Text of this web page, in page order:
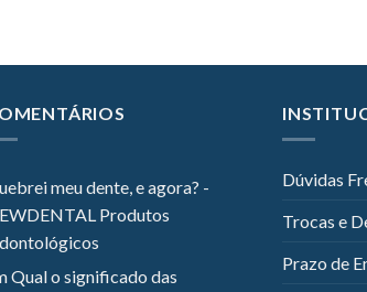
meu dente, e agora? -
Produtos
Qual o significado das
Dúvidas
Trocas e
Prazo de